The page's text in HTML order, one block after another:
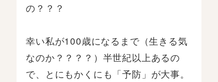
の？？？
幸い私が100歳になるまで（生きる気
なのか？？？？）半世紀以上あるの
で、とにもかくにも「予防」が大事。